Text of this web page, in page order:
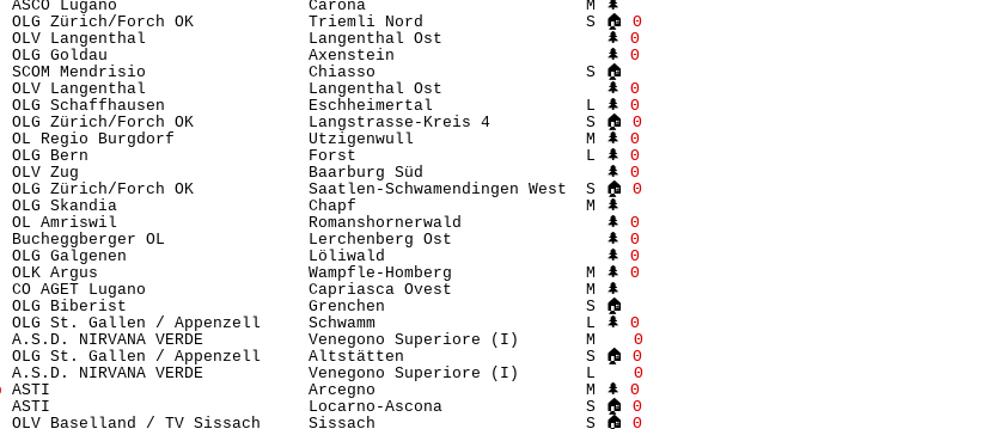
ASCO Lugano                    Carona                       M 🌲
OLG Zürich/Forch OK            Triemli Nord                 S 🏠
Θ
OLV Langenthal                 Langenthal Ost                 🌲
Θ
OLG Goldau                     Axenstein                      🌲
Θ
SCOM Mendrisio                 Chiasso                      S 🏠
OLV Langenthal                 Langenthal Ost                 🌲
Θ
OLG Schaffhausen               Eschheimertal                L 🌲
Θ
OLG Zürich/Forch OK            Langstrasse-Kreis 4          S 🏠
Θ
OL Regio Burgdorf              Utzigenwull                  M 🌲
Θ
OLG Bern                       Forst                        L 🌲
Θ
OLV Zug                        Baarburg Süd                   🌲
Θ
OLG Zürich/Forch OK            Saatlen-Schwamendingen West  S 🏠
Θ
OLG Skandia                    Chapf                        M 🌲
OL Amriswil                    Romanshornerwald               🌲
Θ
Bucheggberger OL               Lerchenberg Ost                🌲
Θ
OLG Galgenen                   Löliwald                       🌲
Θ
OLK Argus                      Wampfle-Homberg              M 🌲
Θ
CO AGET Lugano                 Capriasca Ovest              M 🌲
OLG Biberist                   Grenchen                     S 🏠
OLG St. Gallen / Appenzell     Schwamm                      L 🌲
Θ
A.S.D. NIRVANA VERDE           Venegono Superiore (I)       M
Θ
OLG St. Gallen / Appenzell     Altstätten                   S 🏠
Θ
A.S.D. NIRVANA VERDE           Venegono Superiore (I)       L
Θ
ASTI                           Arcegno                      M 🌲 Θ
ASTI                           Locarno-Ascona               S 🏠
Θ
OLV Baselland / TV Sissach     Sissach                      S 🏠
Θ